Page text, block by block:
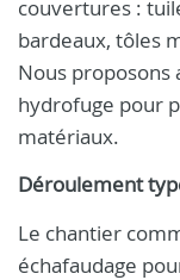
couvertures :
bardeaux, tôles
Nous
hydrofuge pour
matériaux.
Déroulement
Le chantier
échafaudage